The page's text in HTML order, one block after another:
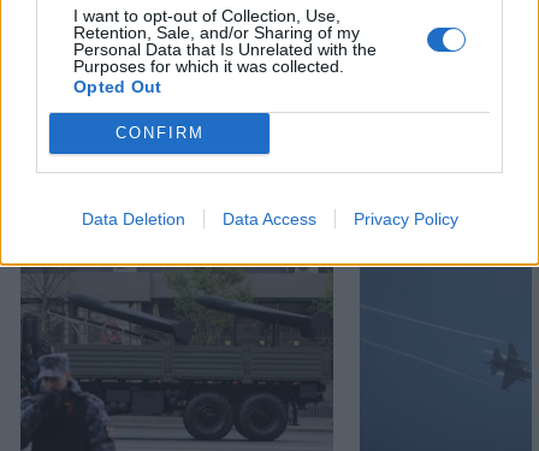
I want to opt-out of Collection, Use,
Retention, Sale, and/or Sharing of my
Personal Data that Is Unrelated with the
Purposes for which it was collected.
Opted Out
CONFIRM
Data Deletion Data Access Privacy Policy
Ακολουθήστε το onalert.gr στο
Google
Newsκαι μάθετε πρώτοι όλες τις ειδήσεις
για την άμυνα.